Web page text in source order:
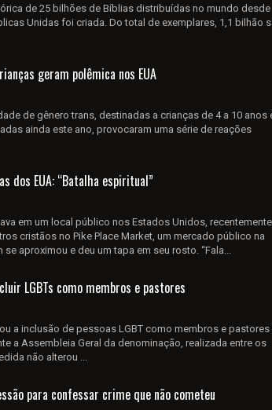
de 25 bilhões de Bíblias distribuídas no mundo desde
Unidas foi criada. Do total de exemplares, 1,1 bilhão
geram polêmica nos EUA
de gênero trans, destinadas a crianças de 4 a 10 anos
ainda este ano, provocaram uma série de reações
dos EUA: “Batalha espiritual”
em um local público nos Estados Unidos, recentemente.
cristãos no Pike Place Market, um mercado público na
aproximou e deu um tapa em seu rosto. “Fala...
LGBTs como membros e pastores
a inclusão de pessoas LGBT como membros e pastores
a Assembleia Geral da denominação, realizada entre os
não alterou ...
para confessar crime que não cometeu